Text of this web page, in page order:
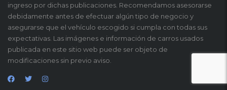
ingreso por dichas publicaciones. Recomendamos asesorarse
debidamente antes de efectuar algún tipo de negocio y
asegurarse que el vehículo escogido si cumpla con todas sus
expectativas. Las imágenes e información de carros usados
publicada en este sitio web puede ser objeto de
modificaciones sin previo aviso.